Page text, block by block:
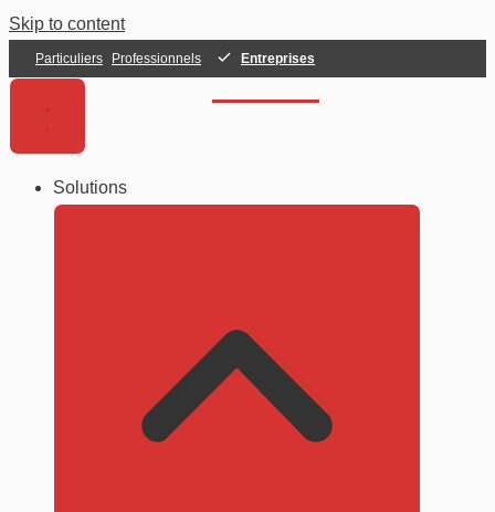
Skip to content
Particuliers Professionnels Entreprises
Solutions